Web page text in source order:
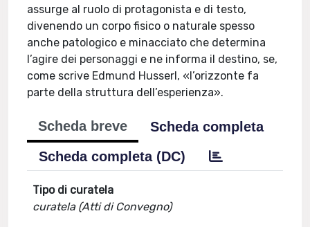
assurge al ruolo di protagonista e di testo,
divenendo un corpo fisico o naturale spesso
anche patologico e minacciato che determina
l’agire dei personaggi e ne informa il destino, se,
come scrive Edmund Husserl, «l’orizzonte fa
parte della struttura dell’esperienza».
Scheda breve
Scheda completa
Scheda completa (DC)
Tipo di curatela
curatela (Atti di Convegno)